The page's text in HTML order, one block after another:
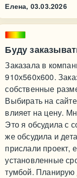
Елена, 03.03.2026
Буду
Заказала в
910х560х600.
собственные
Выбирать на
влияет на цену.
Это я обсудила с
же обсудила и
прислали проект,
установленные
тумбой. Планирую